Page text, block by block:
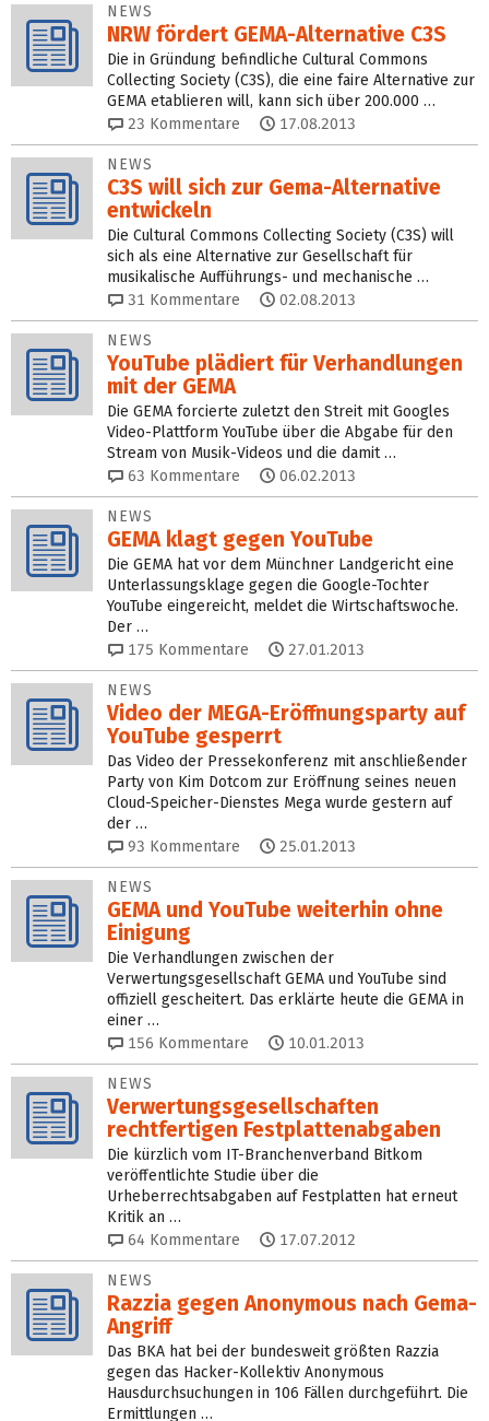
NEWS
NRW fördert GEMA-Alternative C3S
Die in Gründung befindliche Cultural Commons
Collecting Society (C3S), die eine faire Alternative zur
GEMA etablieren will, kann sich über 200.000 …
23 Kommentare 17.08.2013
NEWS
C3S will sich zur Gema-Alternative
entwickeln
Die Cultural Commons Collecting Society (C3S) will
sich als eine Alternative zur Gesellschaft für
musikalische Aufführungs- und mechanische …
31 Kommentare 02.08.2013
NEWS
YouTube plädiert für Verhandlungen
mit der GEMA
Die GEMA forcierte zuletzt den Streit mit Googles
Video-Plattform YouTube über die Abgabe für den
Stream von Musik-Videos und die damit …
63 Kommentare 06.02.2013
NEWS
GEMA klagt gegen YouTube
Die GEMA hat vor dem Münchner Landgericht eine
Unterlassungsklage gegen die Google-Tochter
YouTube eingereicht, meldet die Wirtschaftswoche.
Der …
175 Kommentare 27.01.2013
NEWS
Video der MEGA-Eröffnungsparty auf
YouTube gesperrt
Das Video der Pressekonferenz mit anschließender
Party von Kim Dotcom zur Eröffnung seines neuen
Cloud-Speicher-Dienstes Mega wurde gestern auf
der …
93 Kommentare 25.01.2013
NEWS
GEMA und YouTube weiterhin ohne
Einigung
Die Verhandlungen zwischen der
Verwertungsgesellschaft GEMA und YouTube sind
offiziell gescheitert. Das erklärte heute die GEMA in
einer …
156 Kommentare 10.01.2013
NEWS
Verwertungsgesellschaften
rechtfertigen Festplattenabgaben
Die kürzlich vom IT-Branchenverband Bitkom
veröffentlichte Studie über die
Urheberrechtsabgaben auf Festplatten hat erneut
Kritik an …
64 Kommentare 17.07.2012
NEWS
Razzia gegen Anonymous nach Gema-
Angriff
Das BKA hat bei der bundesweit größten Razzia
gegen das Hacker-Kollektiv Anonymous
Hausdurchsuchungen in 106 Fällen durchgeführt. Die
Ermittlungen …